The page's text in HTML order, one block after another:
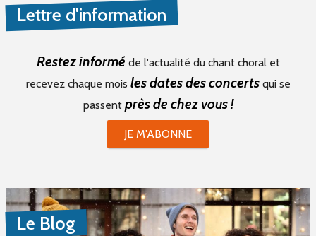
Lettre d'information
Restez informé de l'actualité du chant choral et
recevez chaque mois les dates des concertsqui se
passent près de chez vous !
JE M'ABONNE
Le Blog